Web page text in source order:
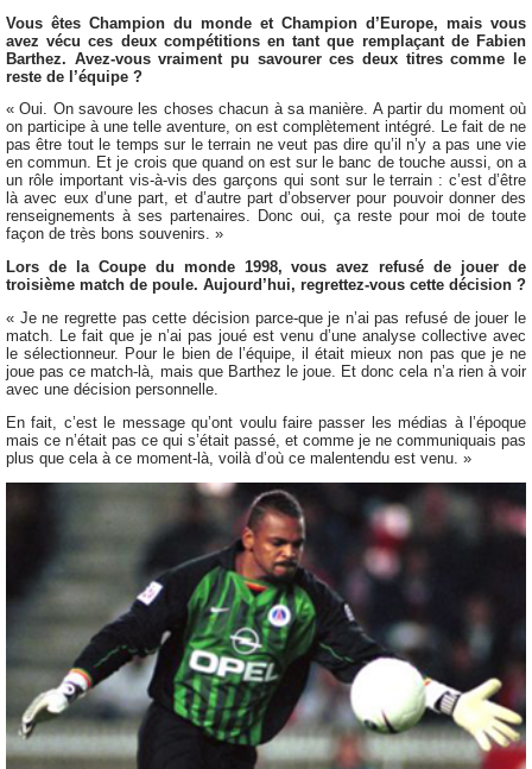
Vous êtes Champion du monde et Champion d’Europe, mais vous
avez vécu ces deux compétitions en tant que remplaçant de Fabien
Barthez. Avez-vous vraiment pu savourer ces deux titres comme le
reste de l’équipe ?
« Oui. On savoure les choses chacun à sa manière. A partir du moment où
on participe à une telle aventure, on est complètement intégré. Le fait de ne
pas être tout le temps sur le terrain ne veut pas dire qu’il n’y a pas une vie
en commun. Et je crois que quand on est sur le banc de touche aussi, on a
un rôle important vis-à-vis des garçons qui sont sur le terrain : c’est d’être
là avec eux d’une part, et d’autre part d’observer pour pouvoir donner des
renseignements à ses partenaires. Donc oui, ça reste pour moi de toute
façon de très bons souvenirs. »
Lors de la Coupe du monde 1998, vous avez refusé de jouer de
troisième match de poule. Aujourd’hui, regrettez-vous cette décision ?
« Je ne regrette pas cette décision parce-que je n’ai pas refusé de jouer le
match. Le fait que je n’ai pas joué est venu d’une analyse collective avec
le sélectionneur. Pour le bien de l’équipe, il était mieux non pas que je ne
joue pas ce match-là, mais que Barthez le joue. Et donc cela n’a rien à voir
avec une décision personnelle.
En fait, c’est le message qu’ont voulu faire passer les médias à l’époque
mais ce n’était pas ce qui s’était passé, et comme je ne communiquais pas
plus que cela à ce moment-là, voilà d’où ce malentendu est venu. »